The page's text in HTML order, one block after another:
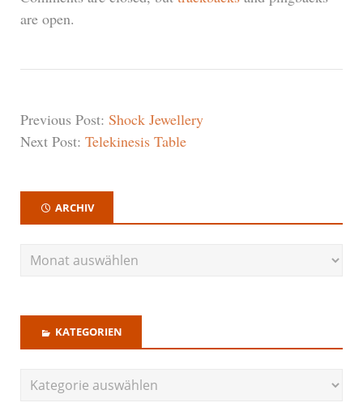
are open.
Previous Post: Shock Jewellery
Next Post: Telekinesis Table
ARCHIV
KATEGORIEN